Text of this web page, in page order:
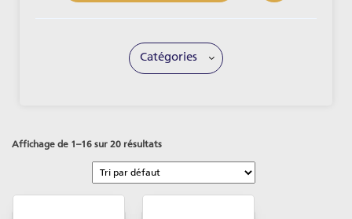
Affichage de 1–16 sur 20 résultats